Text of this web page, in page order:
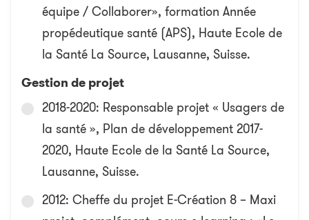
équipe / Collaborer», formation Année
propédeutique santé (APS), Haute Ecole de
la Santé La Source, Lausanne, Suisse.
Gestion de projet
2018-2020: Responsable projet « Usagers de
la santé », Plan de développement 2017-
2020, Haute Ecole de la Santé La Source,
Lausanne, Suisse.
2012: Cheffe du projet E-Création 8 – Maxi